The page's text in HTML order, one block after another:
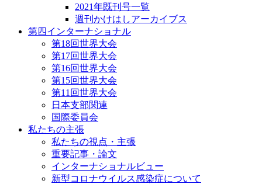
2021年既刊号一覧
週刊かけはしアーカイブス
第四インターナショナル
第18回世界大会
第17回世界大会
第16回世界大会
第15回世界大会
第11回世界大会
日本支部関連
国際委員会
私たちの主張
私たちの視点・主張
重要記事・論文
インターナショナルビュー
新型コロナウイルス感染症について